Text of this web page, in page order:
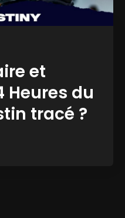
et
Heures du
tracé ?